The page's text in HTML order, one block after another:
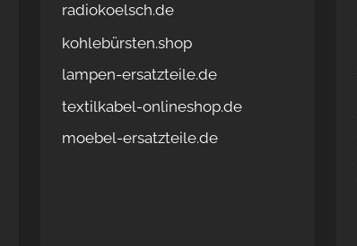
radiokoelsch.de
kohlebürsten.shop
lampen-ersatzteile.de
textilkabel-onlineshop.de
moebel-ersatzteile.de